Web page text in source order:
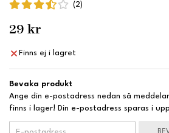
(2)
29 kr
Finns ej i lagret
Bevaka produkt
Ange din e-postadress nedan så
finns i lager! Din e-postadress sparas i